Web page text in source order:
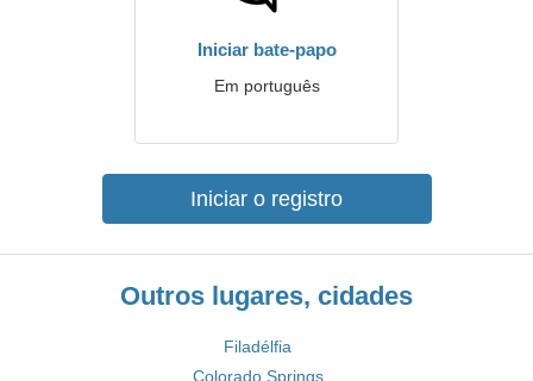
Iniciar bate-papo
Em português
Iniciar o registro
Outros lugares, cidades
Filadélfia
Colorado Springs